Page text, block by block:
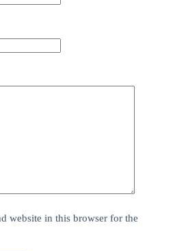
website in this browser for the